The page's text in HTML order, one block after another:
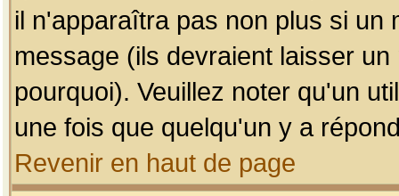
il n'apparaîtra pas non plus si un
message (ils devraient laisser
pourquoi). Veuillez noter qu'un
une fois que quelqu'un y a
Revenir en haut de page